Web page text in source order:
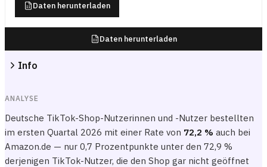
Daten herunterladen
Daten herunterladen
Info
ANALYSE
Deutsche TikTok-Shop-Nutzerinnen und -Nutzer bestellten
im ersten Quartal 2026 mit einer Rate von 72,2 % auch bei
Amazon.de — nur 0,7 Prozentpunkte unter den 72,9 %
derjenigen TikTok-Nutzer, die den Shop gar nicht geöffnet